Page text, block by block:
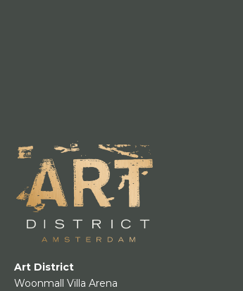
Art District
Woonmall Villa Arena